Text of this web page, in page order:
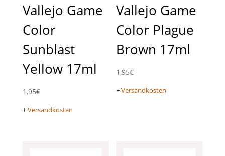
Vallejo Game
Color
Sunblast
Yellow 17ml
1,95€
+Versandkosten
Vallejo Game
Color Plague
Brown 17ml
1,95€
+Versandkosten